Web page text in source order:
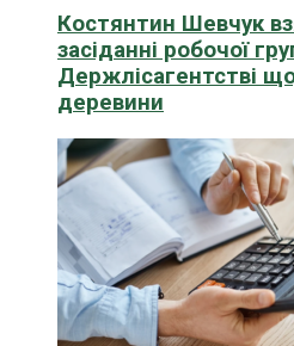
Костянтин Шевчук
засіданні робочої
Держлісагентстві
деревини